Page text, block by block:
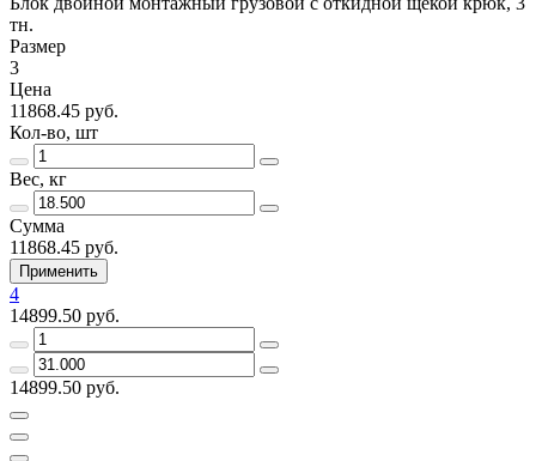
тн.
Размер
3
Цена
11868.45 руб.
Кол-во, шт
Вес, кг
Сумма
11868.45 руб.
Применить
4
14899.50 руб.
14899.50 руб.